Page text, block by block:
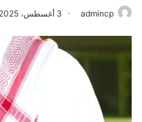
admincp 3 أغسطس، 2025